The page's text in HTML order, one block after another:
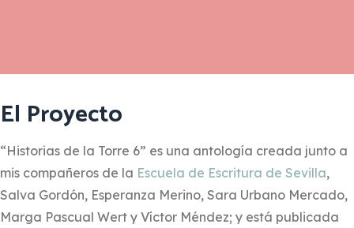
El Proyecto
“Historias de la Torre 6” es una antología creada junto a
mis compañeros de la Escuela de Escritura de Sevilla,
Salva Gordón, Esperanza Merino, Sara Urbano Mercado,
Marga Pascual Wert y Víctor Méndez; y está publicada